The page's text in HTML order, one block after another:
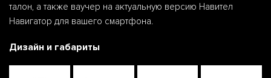
талон, а также ваучер на актуальную версию Навител
Навигатор для вашего смартфона.
Дизайн и габариты